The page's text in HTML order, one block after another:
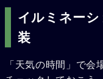
イルミネー
装
「天気の時間」で会